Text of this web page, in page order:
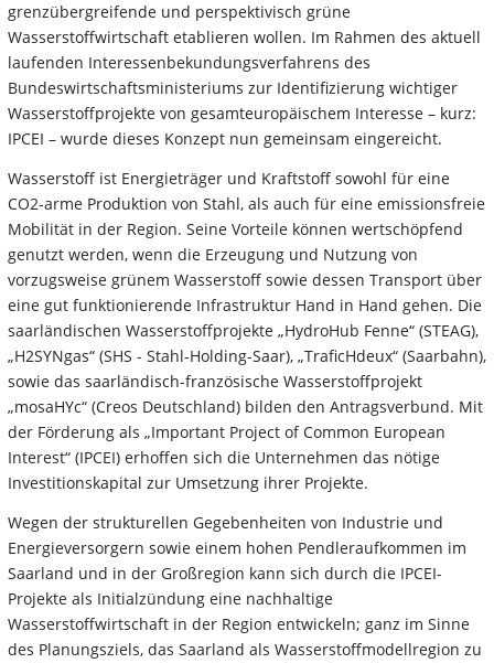
grenzübergreifende und perspektivisch grüne
Wasserstoffwirtschaft etablieren wollen. Im Rahmen des aktuell
laufenden Interessenbekundungsverfahrens des
Bundeswirtschaftsministeriums zur Identifizierung wichtiger
Wasserstoffprojekte von gesamteuropäischem Interesse – kurz:
IPCEI – wurde dieses Konzept nun gemeinsam eingereicht.
Wasserstoff ist Energieträger und Kraftstoff sowohl für eine
CO2-arme Produktion von Stahl, als auch für eine emissionsfreie
Mobilität in der Region. Seine Vorteile können wertschöpfend
genutzt werden, wenn die Erzeugung und Nutzung von
vorzugsweise grünem Wasserstoff sowie dessen Transport über
eine gut funktionierende Infrastruktur Hand in Hand gehen. Die
saarländischen Wasserstoffprojekte „HydroHub Fenne“ (STEAG),
„H2SYNgas“ (SHS - Stahl-Holding-Saar), „TraficHdeux“ (Saarbahn),
sowie das saarländisch-französische Wasserstoffprojekt
„mosaHYc“ (Creos Deutschland) bilden den Antragsverbund. Mit
der Förderung als „Important Project of Common European
Interest“ (IPCEI) erhoffen sich die Unternehmen das nötige
Investitionskapital zur Umsetzung ihrer Projekte.
Wegen der strukturellen Gegebenheiten von Industrie und
Energieversorgern sowie einem hohen Pendleraufkommen im
Saarland und in der Großregion kann sich durch die IPCEI-
Projekte als Initialzündung eine nachhaltige
Wasserstoffwirtschaft in der Region entwickeln; ganz im Sinne
des Planungsziels, das Saarland als Wasserstoffmodellregion zu